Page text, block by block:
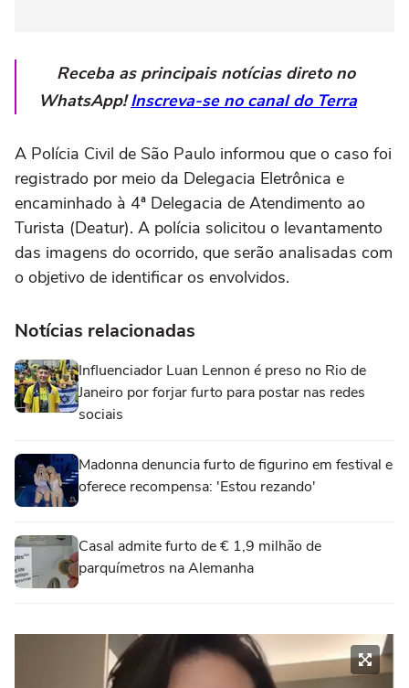
Receba as principais notícias direto no
WhatsApp!Inscreva-se no canal do Terra
A Polícia Civil de São Paulo informou que o caso foi
registrado por meio da Delegacia Eletrônica e
encaminhado à 4ª Delegacia de Atendimento ao
Turista (Deatur). A polícia solicitou o levantamento
das imagens do ocorrido, que serão analisadas com
o objetivo de identificar os envolvidos.
Notícias relacionadas
Influenciador Luan Lennon é preso no Rio de
Janeiro por forjar furto para postar nas redes
sociais
Madonna denuncia furto de figurino em festival e
oferece recompensa: 'Estou rezando'
Casal admite furto de € 1,9 milhão de
parquímetros na Alemanha